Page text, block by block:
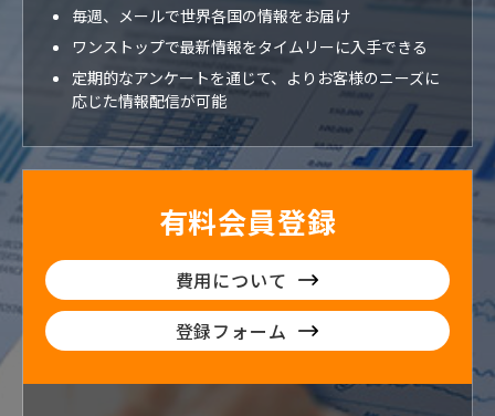
毎週、メールで世界各国の情報をお届け
ワンストップで最新情報をタイムリーに入手できる
定期的なアンケートを通じて、よりお客様のニーズに
応じた情報配信が可能
有料会員登録
費用について
登録フォーム